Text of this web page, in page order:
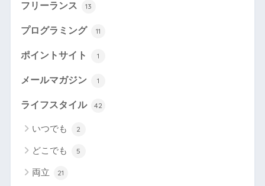
フリーランス 13
プログラミング 11
ポイントサイト 1
メールマガジン 1
ライフスタイル 42
いつでも 2
どこでも 5
両立 21